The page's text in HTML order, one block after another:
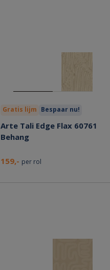
Gratis lijm Bespaar nu!
Arte Tali Edge Flax 60761
Behang
159,- per rol